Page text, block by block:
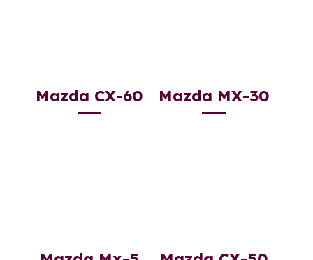
Mazda CX-60 Mazda MX-30